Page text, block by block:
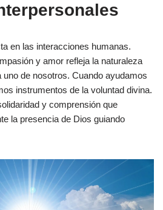
en las interacciones humanas.
y amor refleja la naturaleza
de nosotros. Cuando ayudamos
instrumentos de la voluntad divina.
y comprensión que
la presencia de Dios guiando